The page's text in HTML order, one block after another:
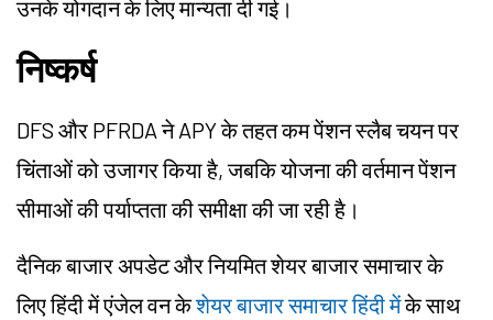
उनके योगदान के लिए मान्यता दी गई।
निष्कर्ष
DFS और PFRDA ने APY के तहत कम पेंशन स्लैब चयन पर
चिंताओं को उजागर किया है, जबकि योजना की वर्तमान पेंशन
सीमाओं की पर्याप्तता की समीक्षा की जा रही है।
दैनिक बाजार अपडेट और नियमित शेयर बाजार समाचार के
लिए हिंदी में एंजेल वन केशेयर बाजार समाचार हिंदी मेंके साथ